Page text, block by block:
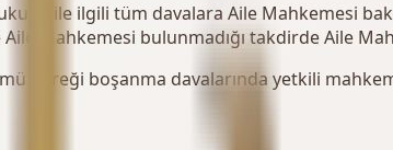
ile ilgili tüm davalara Aile Mahkemesi
Mahkemesi bulunmadığı takdirde Aile
gereği boşanma davalarında yetkili